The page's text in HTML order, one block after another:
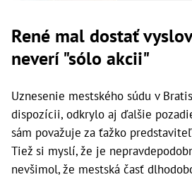
René mal dostať
neverí "sólo akcii"
Uznesenie mestského súdu v
dispozícii, odkrylo aj ďalšie
sám považuje za ťažko
Tiež si myslí, že je
nevšimol, že mestská časť